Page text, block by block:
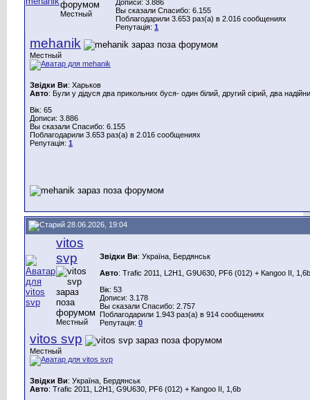
Местный
Дописи: 3.886
Вы сказали Спасибо: 6.155
Поблагодарили 3.653 раз(а) в 2.016 сообщениях
Репутація: 1
mehanik
Местный
Звідки Ви: Харьков
Авто: Були у дідуся два прикольних буся- один білий, другий сірий, два
Вік: 65
Дописи: 3.886
Вы сказали Спасибо: 6.155
Поблагодарили 3.653 раз(а) в 2.016 сообщениях
Репутація: 1
28.06.2026, 19:04
vitos
svp
Местный
Звідки Ви: Україна, Бердянськ
Авто: Trafic 2011, L2H1, G9U630, PF6 (012) + Каngoo II, 1,6b
Вік: 53
Дописи: 3.178
Вы сказали Спасибо: 2.757
Поблагодарили 1.943 раз(а) в 914 сообщениях
Репутація: 0
vitos svp
Местный
Звідки Ви: Україна, Бердянськ
Авто: Trafic 2011, L2H1, G9U630, PF6 (012) + Каngoo II, 1,6b